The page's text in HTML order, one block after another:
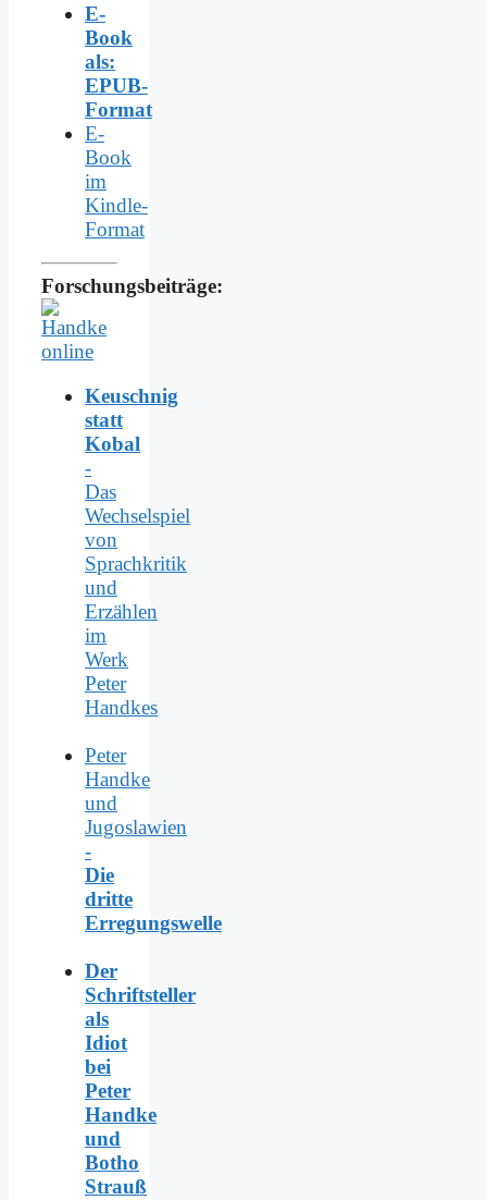
E-
Book
als:
EPUB-
Format
E-
Book
im
Kindle-
Format
Forschungsbeiträge:
Keuschnig
statt
Kobal
-
Das
Wechselspiel
von
Sprachkritik
und
Erzählen
im
Werk
Peter
Handkes
Peter
Handke
und
Jugoslawien
-
Die
dritte
Erregungswelle
Der
Schriftsteller
als
Idiot
bei
Peter
Handke
und
Botho
Strauß